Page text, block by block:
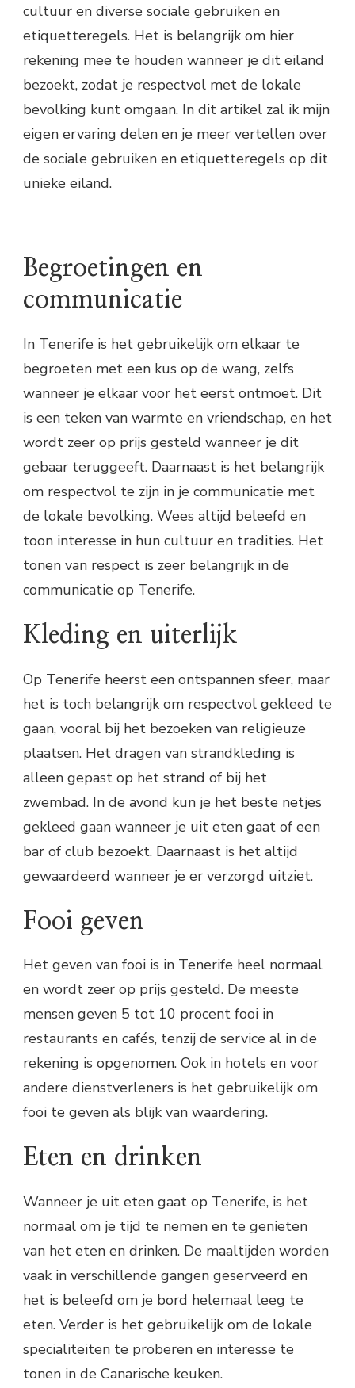
cultuur en diverse sociale gebruiken en
etiquetteregels. Het is belangrijk om hier
rekening mee te houden wanneer je dit eiland
bezoekt, zodat je respectvol met de lokale
bevolking kunt omgaan. In dit artikel zal ik mijn
eigen ervaring delen en je meer vertellen over
de sociale gebruiken en etiquetteregels op dit
unieke eiland.
Begroetingen en
communicatie
In Tenerife is het gebruikelijk om elkaar te
begroeten met een kus op de wang, zelfs
wanneer je elkaar voor het eerst ontmoet. Dit
is een teken van warmte en vriendschap, en het
wordt zeer op prijs gesteld wanneer je dit
gebaar teruggeeft. Daarnaast is het belangrijk
om respectvol te zijn in je communicatie met
de lokale bevolking. Wees altijd beleefd en
toon interesse in hun cultuur en tradities. Het
tonen van respect is zeer belangrijk in de
communicatie op Tenerife.
Kleding en uiterlijk
Op Tenerife heerst een ontspannen sfeer, maar
het is toch belangrijk om respectvol gekleed te
gaan, vooral bij het bezoeken van religieuze
plaatsen. Het dragen van strandkleding is
alleen gepast op het strand of bij het
zwembad. In de avond kun je het beste netjes
gekleed gaan wanneer je uit eten gaat of een
bar of club bezoekt. Daarnaast is het altijd
gewaardeerd wanneer je er verzorgd uitziet.
Fooi geven
Het geven van fooi is in Tenerife heel normaal
en wordt zeer op prijs gesteld. De meeste
mensen geven 5 tot 10 procent fooi in
restaurants en cafés, tenzij de service al in de
rekening is opgenomen. Ook in hotels en voor
andere dienstverleners is het gebruikelijk om
fooi te geven als blijk van waardering.
Eten en drinken
Wanneer je uit eten gaat op Tenerife, is het
normaal om je tijd te nemen en te genieten
van het eten en drinken. De maaltijden worden
vaak in verschillende gangen geserveerd en
het is beleefd om je bord helemaal leeg te
eten. Verder is het gebruikelijk om de lokale
specialiteiten te proberen en interesse te
tonen in de Canarische keuken.